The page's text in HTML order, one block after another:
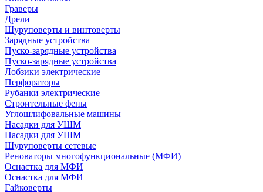
Граверы
Дрели
Шуруповерты и винтоверты
Зарядные устройства
Пуско-зарядные устройства
Пуско-зарядные устройства
Лобзики электрические
Перфораторы
Рубанки электрические
Строительные фены
Углошлифовальные машины
Насадки для УШМ
Насадки для УШМ
Шуруповерты сетевые
Реноваторы многофункциональные (МФИ)
Оснастка для МФИ
Оснастка для МФИ
Гайковерты